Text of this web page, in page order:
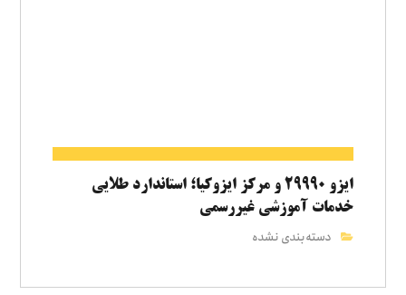
ایزو ۲۹۹۹۰ و مرکز ایزوکیا؛ استاندارد طلایی
خدمات آموزشی غیررسمی
دسته‌بندی نشده